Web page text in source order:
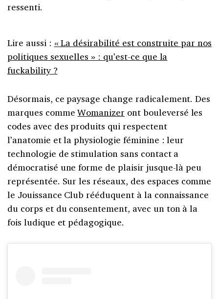
ressenti.
Lire aussi : « La désirabilité est construite par nos
politiques sexuelles » : qu’est-ce que la
fuckability ?
Désormais, ce paysage change radicalement. Des
marques commeWomanizer ont bouleversé les
codes avec des produits qui respectent
l’anatomie et la physiologie féminine : leur
technologie de stimulation sans contact a
démocratisé une forme de plaisir jusque-là peu
représentée. Sur les réseaux, des espaces comme
le Jouissance Club rééduquent à la connaissance
du corps et du consentement, avec un ton à la
fois ludique et pédagogique.